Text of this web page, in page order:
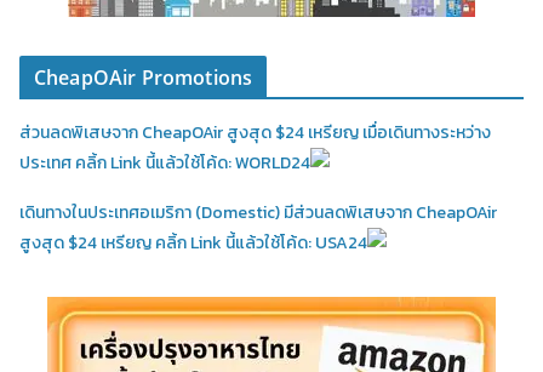
CheapOAir Promotions
ส่วนลดพิเสษจาก CheapOAir สูงสุด $24 เหรียญ เมื่อเดินทางระหว่าง
ประเทศ คลิ้ก Link นี้แล้วใช้โค้ด: WORLD24
เดินทางในประเทศอเมริกา (Domestic)มีส่วนลดพิเสษจาก CheapOAir
สูงสุด $24 เหรียญ คลิ้ก Link นี้แล้วใช้โค้ด: USA24